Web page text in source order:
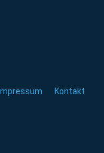
Impressum Kontakt